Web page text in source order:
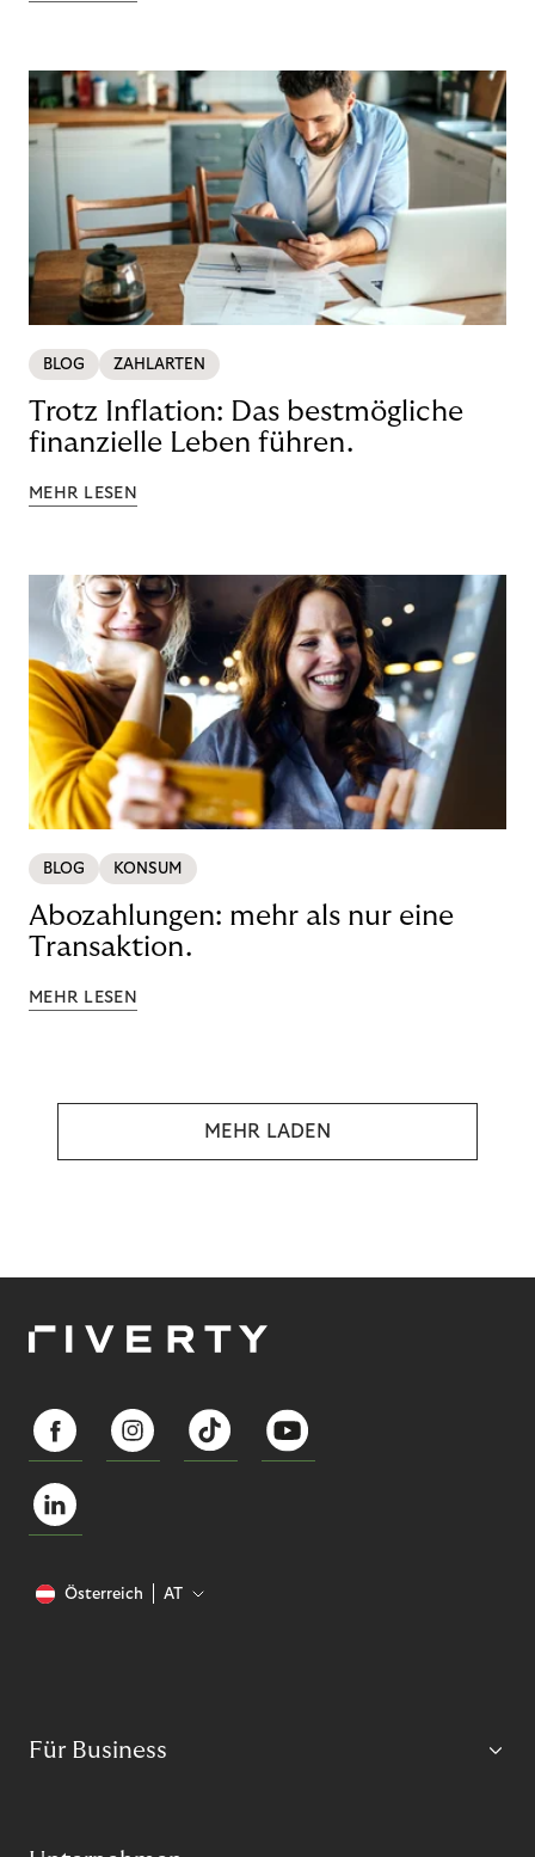
BLOG ZAHLARTEN
Trotz Inflation: Das bestmögliche
finanzielle Leben führen.
MEHR LESEN
BLOG KONSUM
Abozahlungen: mehr als nur eine
Transaktion.
MEHR LESEN
MEHR LADEN
Österreich AT
Für Business